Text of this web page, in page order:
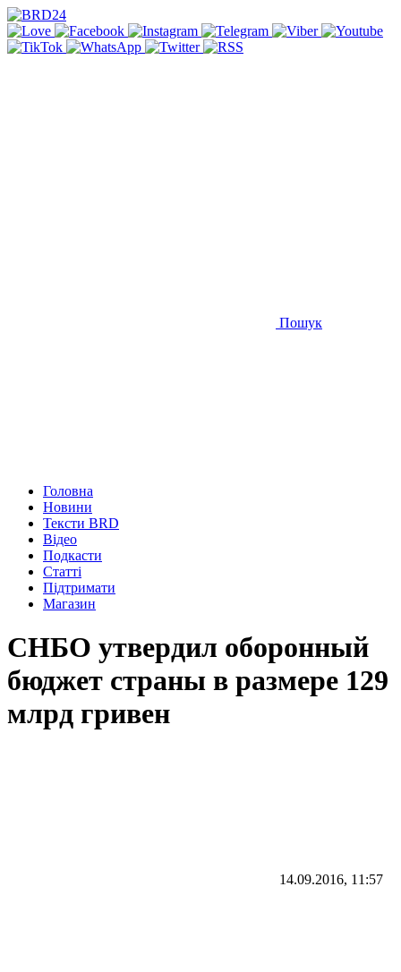
Пошук
Головна
Новини
Тексти BRD
Відео
Подкасти
Статті
Підтримати
Магазин
СНБО утвердил оборонный
бюджет страны в размере 129
млрд гривен
14.09.2016, 11:57